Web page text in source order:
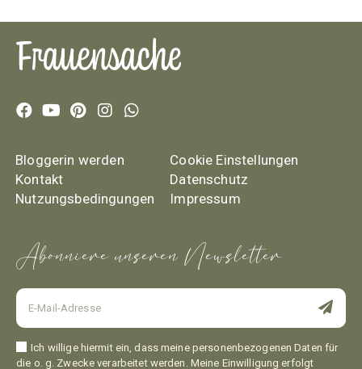
Bloggerin werden
Kontakt
Nutzungsbedingungen
Cookie Einstellungen
Datenschutz
Impressum
Abonniere unseren Newsletter
Ich willige hiermit ein, dass meine personenbezogenen Daten für
die o. g. Zwecke verarbeitet werden. Meine Einwilligung erfolgt